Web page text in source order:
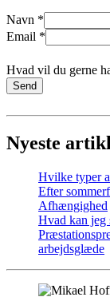
Navn *
Email *
Hvad vil du gerne
Send
Nyeste
Hvilke typer
Efter
Afhængighed
Hvad kan jeg
arbejdsglæde